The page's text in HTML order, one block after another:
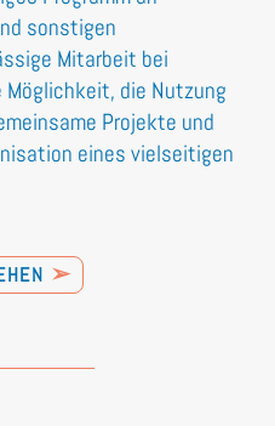
sonstigen
Mitarbeit bei
die Nutzung
Projekte und
eines vielseitigen
➢